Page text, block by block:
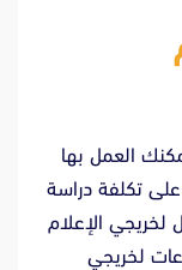
العمل بها
تكلفة دراسة
لخريجي الإعلام
لخريجي